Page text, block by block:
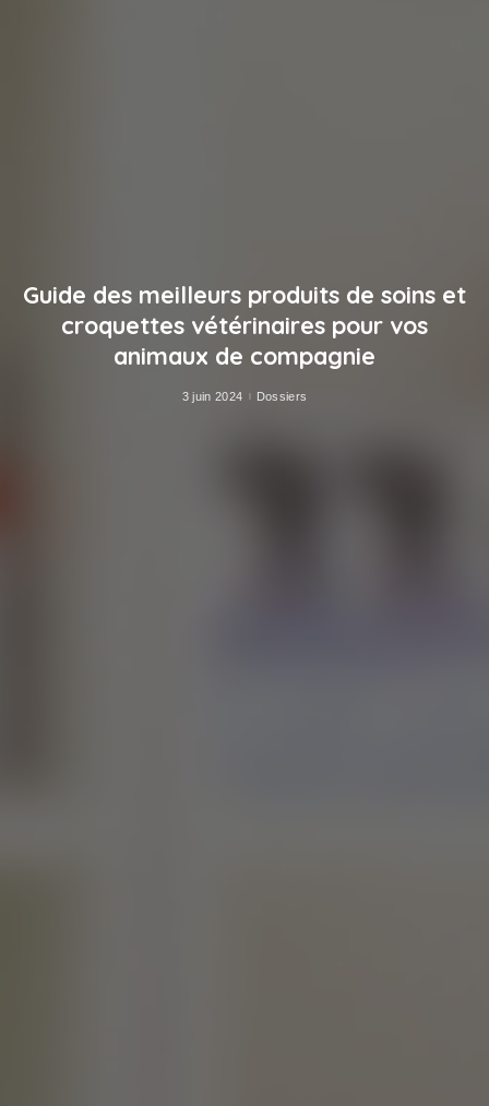
Guide des meilleurs produits de soins et
croquettes vétérinaires pour vos
animaux de compagnie
3 juin 2024 Dossiers